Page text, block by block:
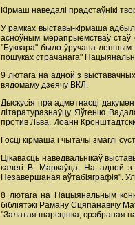
Кірмаш наведалі прадстаўнікі
У рамках выставы-кірмаша
асноўным мерапрыемстваў стаў
"Буквара" было ўручана лепшым
пошуках страчанага"
9 лютага на адной з
вядомаму дзеячу ВКЛ.
Дыскусія пра адметнасці
літаратуразнаўцу Яўгенію
против Льва. Иоанн
Госці кірмаша і чытачы змаглі
Цікавасць наведвальнікаў
калегі В. Маркаўца. На адной з
Незавершаная аўтабіяграфія".
8 лютага на Нацыянальным
бібліятэкі Раману Сцяпанавічу
"Залатая шарсцінка, срэбраная